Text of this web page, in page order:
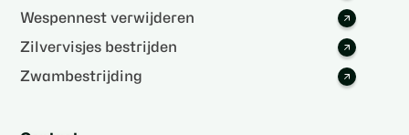
Wespennest verwijderen
Zilvervisjes bestrijden
Zwambestrijding